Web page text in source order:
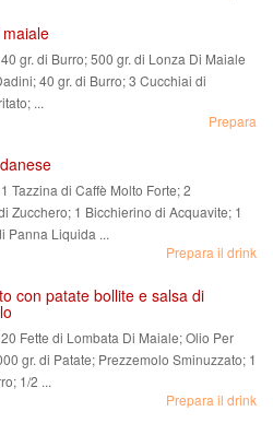
40 gr. di Burro; 500 gr. di Lonza Di Maiale
40 gr. di Burro; 3 Cucchiai di
...
Prepara
1 Tazzina di Caffè Molto Forte; 2
Zucchero; 1 Bicchierino di Acquavite; 1
Panna Liquida ...
Prepara il drink
con patate bollite e salsa di
20 Fette di Lombata Di Maiale; Olio Per
gr. di Patate; Prezzemolo Sminuzzato; 1
1/2 ...
Prepara il drink